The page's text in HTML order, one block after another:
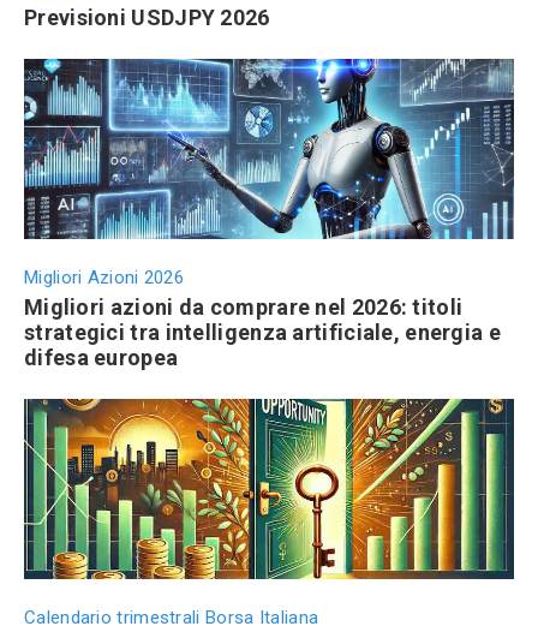
Previsioni USDJPY 2026
Migliori Azioni 2026
Migliori azioni da comprare nel 2026: titoli
strategici tra intelligenza artificiale, energia e
difesa europea
Calendario trimestrali Borsa Italiana